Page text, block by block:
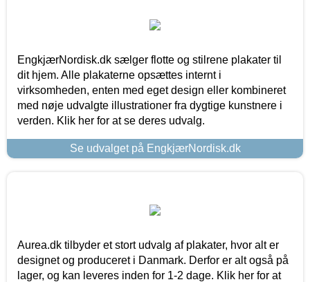
EngkjærNordisk.dk sælger flotte og stilrene plakater til
dit hjem. Alle plakaterne opsættes internt i
virksomheden, enten med eget design eller kombineret
med nøje udvalgte illustrationer fra dygtige kunstnere i
verden. Klik her for at se deres udvalg.
Se udvalget på EngkjærNordisk.dk
Aurea.dk tilbyder et stort udvalg af plakater, hvor alt er
designet og produceret i Danmark. Derfor er alt også på
lager, og kan leveres inden for 1-2 dage. Klik her for at